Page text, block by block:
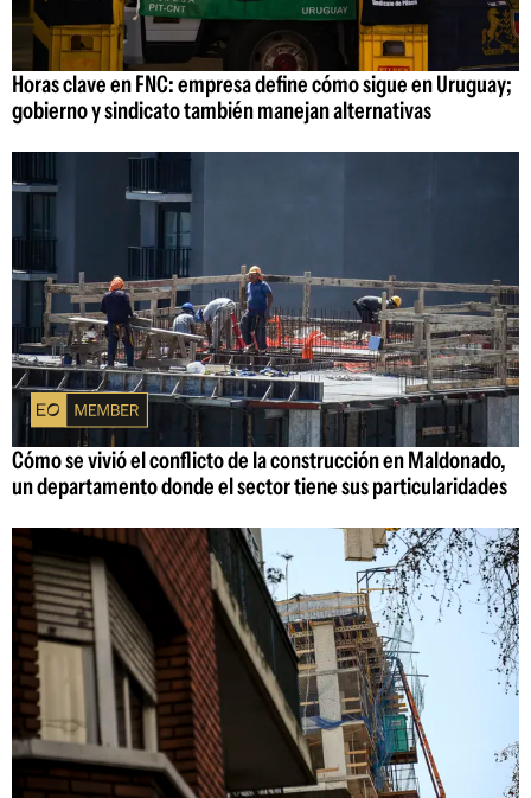
Horas clave en FNC: empresa define cómo sigue en Uruguay;
gobierno y sindicato también manejan alternativas
Cómo se vivió el conflicto de la construcción en Maldonado,
un departamento donde el sector tiene sus particularidades